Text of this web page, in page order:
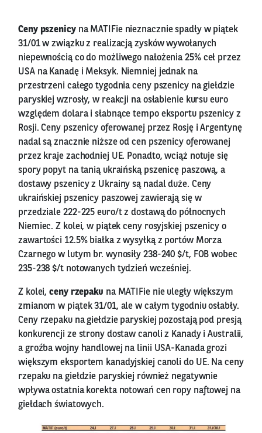
Ceny pszenicyna MATIFie nieznacznie spadły w piątek
31/01 w związku z realizacją zysków wywołanych
niepewnością co do możliwego nałożenia 25% ceł przez
USA na Kanadę i Meksyk. Niemniej jednak na
przestrzeni całego tygodnia ceny pszenicy na giełdzie
paryskiej wzrosły, w reakcji na osłabienie kursu euro
względem dolara i słabnące tempo eksportu pszenicy z
Rosji. Ceny pszenicy oferowanej przez Rosję i Argentynę
nadal są znacznie niższe od cen pszenicy oferowanej
przez kraje zachodniej UE. Ponadto, wciąż notuje się
spory popyt na tanią ukraińską pszenicę paszową, a
dostawy pszenicy z Ukrainy są nadal duże. Ceny
ukraińskiej pszenicy paszowej zawierają się w
przedziale 222-225 euro/t z dostawą do północnych
Niemiec. Z kolei, w piątek ceny rosyjskiej pszenicy o
zawartości 12.5% białka z wysyłką z portów Morza
Czarnego w lutym br. wynosiły 238-240 $/t, FOB wobec
235-238 $/t notowanych tydzień wcześniej.
Z kolei,ceny rzepaku na MATIFie nie uległy większym
zmianom w piątek 31/01, ale w całym tygodniu osłabły.
Ceny rzepaku na giełdzie paryskiej pozostają pod presją
konkurencji ze strony dostaw canoli z Kanady i Australii,
a groźba wojny handlowej na linii USA-Kanada grozi
większym eksportem kanadyjskiej canoli do UE. Na ceny
rzepaku na giełdzie paryskiej również negatywnie
wpływa ostatnia korekta notowań cen ropy naftowej na
giełdach światowych.